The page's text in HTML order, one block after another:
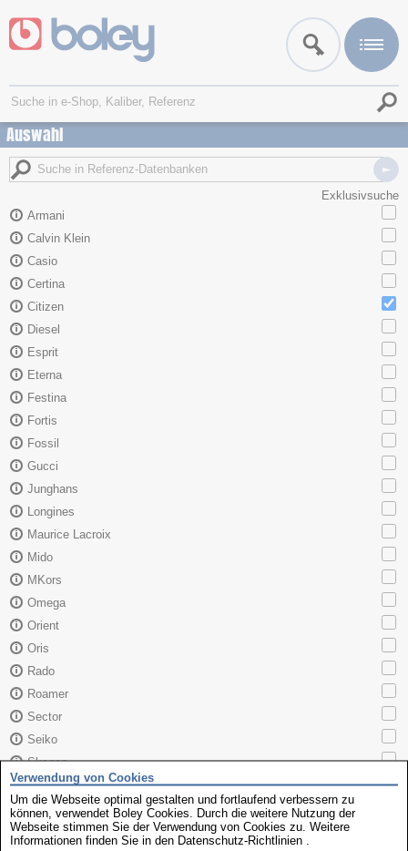
Auswahl
Exklusivsuche
Armani
Calvin Klein
Casio
Certina
Citizen
Diesel
Esprit
Eterna
Festina
Fortis
Fossil
Gucci
Junghans
Longines
Maurice Lacroix
Mido
MKors
Omega
Orient
Oris
Rado
Roamer
Sector
Seiko
Skagen
TAG Heuer
Tissot
Zenith
Verwendung von Cookies
Um die Webseite optimal gestalten und fortlaufend verbessern zu
können, verwendet Boley Cookies. Durch die weitere Nutzung der
Webseite stimmen Sie der Verwendung von Cookies zu. Weitere
Informationen finden Sie in den Datenschutz-Richtlinien